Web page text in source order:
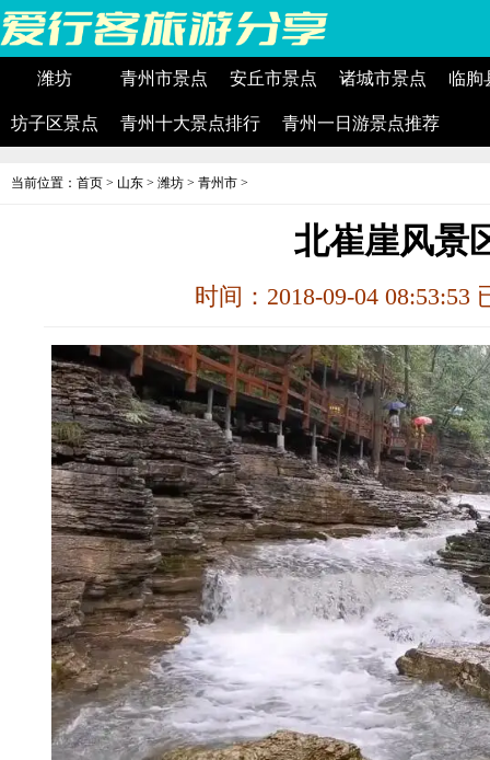
潍坊 青州市景点 安丘市景点 诸城市景点 临朐
坊子区景点 青州十大景点排行 青州一日游景点推荐
当前位置： 首页 > 山东 > 潍坊 > 青州市 >
北崔崖风景
时间：2018-09-04 08:53:53